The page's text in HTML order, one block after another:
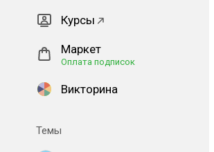
Курсы
Маркет
Оплата подписок
Викторина
Темы